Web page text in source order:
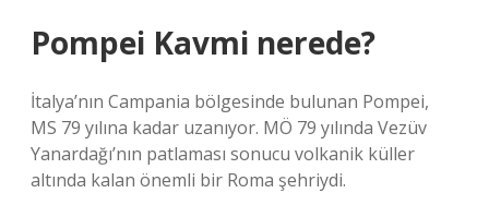
Pompei Kavmi nerede?
İtalya’nın Campania bölgesinde bulunan Pompei,
MS 79 yılına kadar uzanıyor. MÖ 79 yılında Vezüv
Yanardağı’nın patlaması sonucu volkanik küller
altında kalan önemli bir Roma şehriydi.